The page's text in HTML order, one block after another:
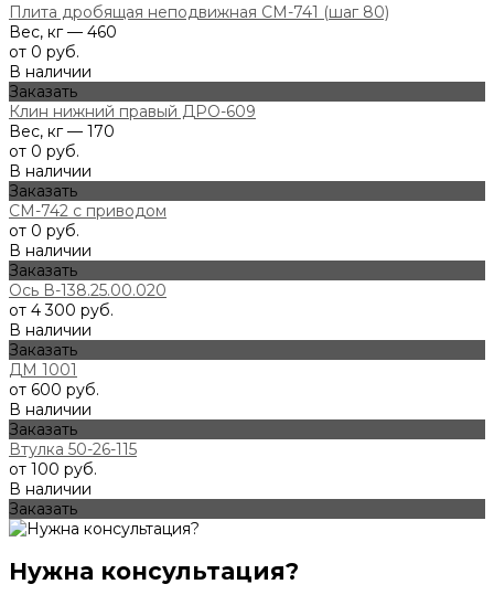
Плита дробящая неподвижная СМ-741 (шаг 80)
Вес, кг — 460
от 0 руб.
В наличии
Заказать
Клин нижний правый ДРО-609
Вес, кг — 170
от 0 руб.
В наличии
Заказать
СМ-742 с приводом
от 0 руб.
В наличии
Заказать
Ось В-138.25.00.020
от 4 300 руб.
В наличии
Заказать
ДМ 1001
от 600 руб.
В наличии
Заказать
Втулка 50-26-115
от 100 руб.
В наличии
Заказать
Нужна консультация?